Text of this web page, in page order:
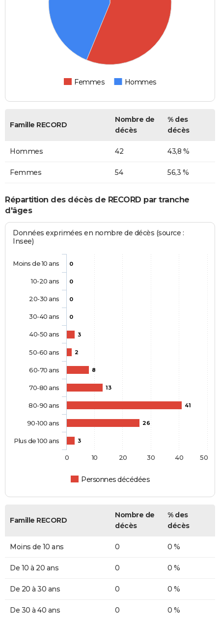
Femmes Hommes
Famille RECORD
Nombre de
décès
% des
décès
Hommes 42 43,8 %
Femmes 54 56,3 %
Répartition des décès de RECORD par tranche
d'âges
Données exprimées en nombre de décès (source :
Insee)
0
0
0
0
3
2
8
13
41
26
3
Personnes décédées
Moins de 10 ans
10-20 ans
20-30 ans
30-40 ans
40-50 ans
50-60 ans
60-70 ans
70-80 ans
80-90 ans
90-100 ans
Plus de 100 ans
0 10 20 30 40 50
Famille RECORD
Nombre de
décès
% des
décès
Moins de 10 ans 0 0 %
De 10 à 20 ans 0 0 %
De 20 à 30 ans 0 0 %
De 30 à 40 ans 0 0 %